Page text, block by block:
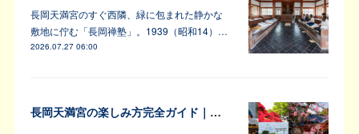
長岡天満宮のすぐ西隣、緑に包まれた静かな
敷地に佇む「長岡禅塾」。1939（昭和14）…
2026.07.27 06:00
長岡天満宮の楽しみ方完全ガイド｜アンバサダーが教えます！